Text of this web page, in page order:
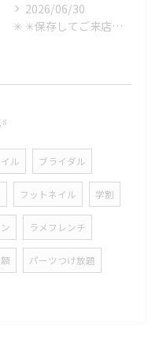
2026/06/30
✳︎ ✳︎保存してご来店時に見せるのもOK✳︎
ル ブライダル
フットネイル 学割
ラメフレンチ
パーツつけ放題